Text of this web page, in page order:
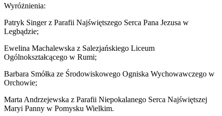
Wyróżnienia:
Patryk Singer z Parafii Najświętszego Serca Pana Jezusa w
Legbądzie;
Ewelina Machalewska z Salezjańskiego Liceum
Ogólnokształcącego w Rumi;
Barbara Smółka ze Środowiskowego Ogniska Wychowawczego w
Orchowie;
Marta Andrzejewska z Parafii Niepokalanego Serca Najświętszej
Maryi Panny w Pomysku Wielkim.